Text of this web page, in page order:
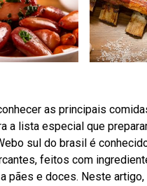
as principais
a lista especial que
sul do brasil é
feitos com
pães e doces. Neste artigo,